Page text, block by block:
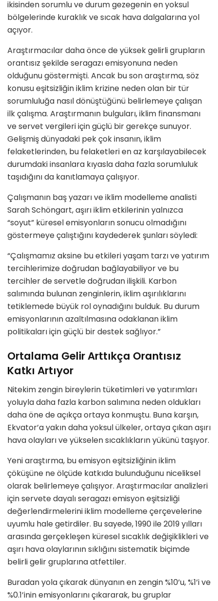
ikisinden sorumlu ve durum gezegenin en yoksul
bölgelerinde kuraklık ve sıcak hava dalgalarına yol
açıyor.
Araştırmacılar daha önce de yüksek gelirli grupların
orantısız şekilde seragazı emisyonuna neden
olduğunu göstermişti. Ancak bu son araştırma, söz
konusu eşitsizliğin iklim krizine neden olan bir tür
sorumluluğa nasıl dönüştüğünü belirlemeye çalışan
ilk çalışma. Araştırmanın bulguları, iklim finansmanı
ve servet vergileri için güçlü bir gerekçe sunuyor.
Gelişmiş dünyadaki pek çok insanın, iklim
felaketlerinden, bu felaketleri en az karşılayabilecek
durumdaki insanlara kıyasla daha fazla sorumluluk
taşıdığını da kanıtlamaya çalışıyor.
Çalışmanın baş yazarı ve iklim modelleme analisti
Sarah Schöngart, aşırı iklim etkilerinin yalnızca
“soyut” küresel emisyonların sonucu olmadığını
göstermeye çalıştığını kaydederek şunları söyledi:
“Çalışmamız aksine bu etkileri yaşam tarzı ve yatırım
tercihlerimize doğrudan bağlayabiliyor ve bu
tercihler de servetle doğrudan ilişkili. Karbon
salımında bulunan zenginlerin, iklim aşırılıklarını
tetiklemede büyük rol oynadığını bulduk. Bu durum
emisyonlarının azaltılmasına odaklanan iklim
politikaları için güçlü bir destek sağlıyor.”
Ortalama Gelir Arttıkça Orantısız
Katkı Artıyor
Nitekim zengin bireylerin tüketimleri ve yatırımları
yoluyla daha fazla karbon salımına neden oldukları
daha öne de açıkça ortaya konmuştu. Buna karşın,
Ekvator’a yakın daha yoksul ülkeler, ortaya çıkan aşırı
hava olayları ve yükselen sıcaklıkların yükünü taşıyor.
Yeni araştırma, bu emisyon eşitsizliğinin iklim
çöküşüne ne ölçüde katkıda bulunduğunu niceliksel
olarak belirlemeye çalışıyor. Araştırmacılar analizleri
için servete dayalı seragazı emisyon eşitsizliği
değerlendirmelerini iklim modelleme çerçevelerine
uyumlu hale getirdiler. Bu sayede, 1990 ile 2019 yılları
arasında gerçekleşen küresel sıcaklık değişiklikleri ve
aşırı hava olaylarının sıklığını sistematik biçimde
belirli gelir gruplarına atfettiler.
Buradan yola çıkarak dünyanın en zengin %10’u, %1’i ve
%0.1’inin emisyonlarını çıkararak, bu gruplar